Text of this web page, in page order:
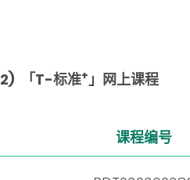
2) 「T-标准+」网上课程
课程编号